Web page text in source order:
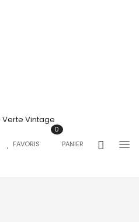
FAVORIS PANIER
0